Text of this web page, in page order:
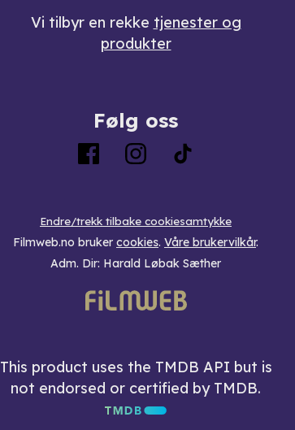
Vi tilbyr en rekke tjenester og
produkter
Følg oss
Endre/trekk tilbake cookiesamtykke
Filmweb.no bruker cookies. Våre brukervilkår.
Adm. Dir: Harald Løbak Sæther
This product uses the TMDB API but is
not endorsed or certified by TMDB.